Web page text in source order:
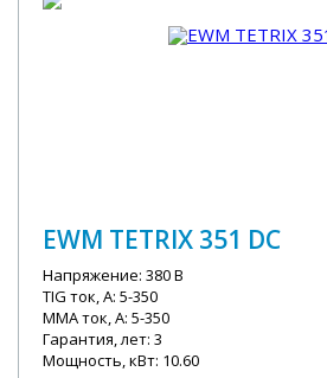
EWM TETRIX 351 DC
Напряжение: 380 В
TIG ток, А: 5-350
MMA ток, А: 5-350
Гарантия, лет: 3
Мощность, кВт: 10.60